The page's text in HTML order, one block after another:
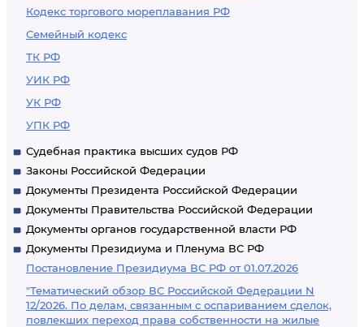
Кодекс торгового мореплавания РФ
Семейный кодекс
ТК РФ
УИК РФ
УК РФ
УПК РФ
Судебная практика высших судов РФ
Законы Российской Федерации
Документы Президента Российской Федерации
Документы Правительства Российской Федерации
Документы органов государственной власти РФ
Документы Президиума и Пленума ВС РФ
Постановление Президиума ВС РФ от 01.07.2026
"Тематический обзор ВС Российской Федерации N
12/2026. По делам, связанным с оспариванием сделок,
повлекших переход права собственности на жилые